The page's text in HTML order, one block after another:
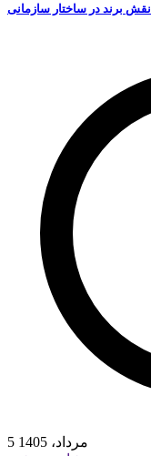
نقش برند در ساختار سازمانی
5 مرداد، 1405